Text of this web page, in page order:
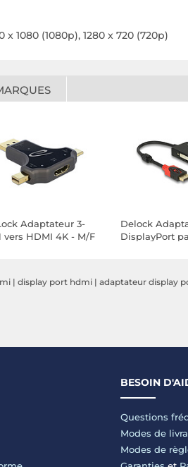
1080 (1080p), 1280 x 720 (720p)
Adaptateur 3-
vers HDMI 4K - M/F
Delock
DisplayPort
| display port hdmi | adaptateur display
BESOIN
Questions
Modes de
Modes de